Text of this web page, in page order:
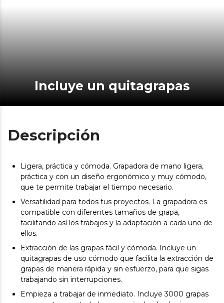
Incluye un quitagrapas
Descripción
Ligera, práctica y cómoda. Grapadora de mano ligera,
práctica y con un diseño ergonómico y muy cómodo,
que te permite trabajar el tiempo necesario.
Versatilidad para todos tus proyectos. La grapadora es
compatible con diferentes tamaños de grapa,
facilitando así los trabajos y la adaptación a cada uno de
ellos.
Extracción de las grapas fácil y cómoda. Incluye un
quitagrapas de uso cómodo que facilita la extracción de
grapas de manera rápida y sin esfuerzo, para que sigas
trabajando sin interrupciones.
Empieza a trabajar de inmediato. Incluye 3000 grapas